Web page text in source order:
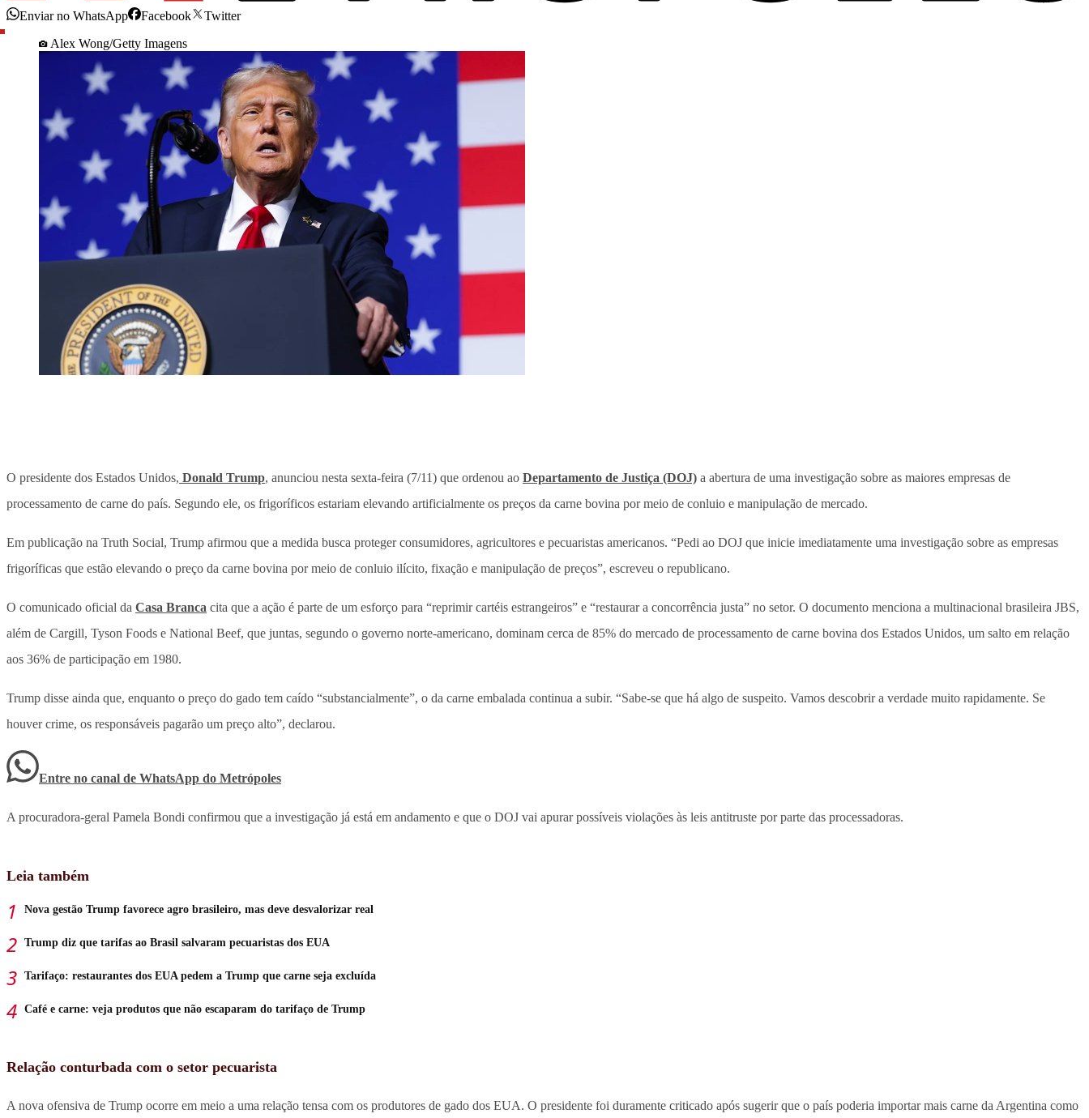
Enviar no WhatsApp Facebook
Twitter
Alex Wong/Getty Imagens
O presidente dos Estados Unidos, Donald Trump, anunciou nesta sexta-feira (7/11) que ordenou ao Departamento de Justiça (DOJ) a abertura de uma investigação sobre as maiores empresas de
processamento de carne do país. Segundo ele, os frigoríficos estariam elevando artificialmente os preços da carne bovina por meio de conluio e manipulação de mercado.
Em publicação na Truth Social, Trump afirmou que a medida busca proteger consumidores, agricultores e pecuaristas americanos. “Pedi ao DOJ que inicie imediatamente uma investigação sobre as empresas
frigoríficas que estão elevando o preço da carne bovina por meio de conluio ilícito, fixação e manipulação de preços”, escreveu o republicano.
O comunicado oficial da Casa Branca cita que a ação é parte de um esforço para “reprimir cartéis estrangeiros” e “restaurar a concorrência justa” no setor. O documento menciona a multinacional brasileira JBS,
além de Cargill, Tyson Foods e National Beef, que juntas, segundo o governo norte-americano, dominam cerca de 85% do mercado de processamento de carne bovina dos Estados Unidos, um salto em relação
aos 36% de participação em 1980.
Trump disse ainda que, enquanto o preço do gado tem caído “substancialmente”, o da carne embalada continua a subir. “Sabe-se que há algo de suspeito. Vamos descobrir a verdade muito rapidamente. Se
houver crime, os responsáveis pagarão um preço alto”, declarou.
Entre no canal de WhatsApp do Metrópoles
A procuradora-geral Pamela Bondi confirmou que a investigação já está em andamento e que o DOJ vai apurar possíveis violações às leis antitruste por parte das processadoras.
Leia também
Nova gestão Trump favorece agro brasileiro, mas deve desvalorizar real
Trump diz que tarifas ao Brasil salvaram pecuaristas dos EUA
Tarifaço: restaurantes dos EUA pedem a Trump que carne seja excluída
Café e carne: veja produtos que não escaparam do tarifaço de Trump
Relação conturbada com o setor pecuarista
A nova ofensiva de Trump ocorre em meio a uma relação tensa com os produtores de gado dos EUA. O presidente foi duramente criticado após sugerir que o país poderia importar mais carne da Argentina como